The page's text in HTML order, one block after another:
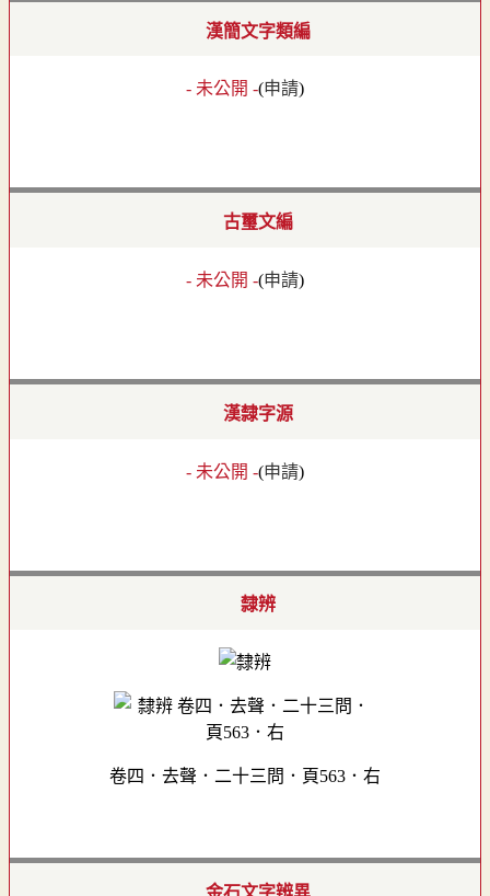
漢簡文字類編
- 未公開 -(申請)
古璽文編
- 未公開 -(申請)
漢隸字源
- 未公開 -(申請)
隸辨
卷四．去聲．二十三問．頁563．右
金石文字辨異